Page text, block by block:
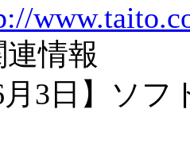
情報
月3日】ソ